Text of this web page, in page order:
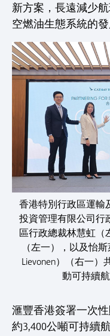
新方案，長遠減少
空燃油生態系統的發
香港特別行政區運輸
投資管理有限公司行
區行政總裁林慧虹（
（左一），以及怡
Lievonen）（右一
動可持續
滙豐香港簽署一次
約3,400公噸可持續